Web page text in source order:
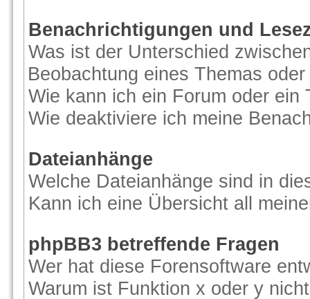
Benachrichtigungen und
Was ist der Unterschied
Beobachtung eines Themas
Wie kann ich ein Forum oder ein
Wie deaktiviere ich meine
Dateianhänge
Welche Dateianhänge sind in
Kann ich eine Übersicht all
phpBB3 betreffende Fragen
Wer hat diese Forensoftware
Warum ist Funktion x oder y